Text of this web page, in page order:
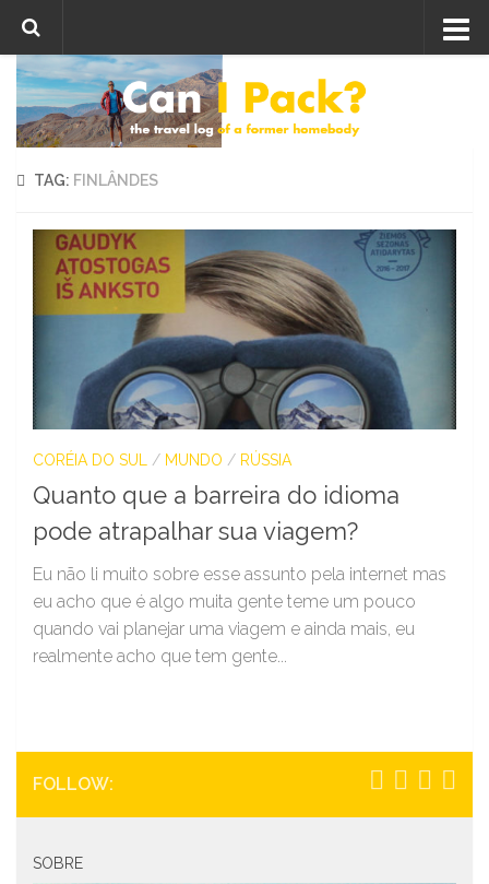
Skip to content
TAG: FINLÂNDES
CORÉIA DO SUL / MUNDO / RÚSSIA
Quanto que a barreira do idioma
pode atrapalhar sua viagem?
Eu não li muito sobre esse assunto pela internet mas
eu acho que é algo muita gente teme um pouco
quando vai planejar uma viagem e ainda mais, eu
realmente acho que tem gente...
FOLLOW:
SOBRE